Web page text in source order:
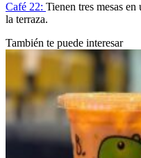
Café 22: Tienen tres mesas
la terraza.
También te puede interesar